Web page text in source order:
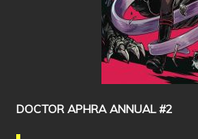
DOCTOR APHRA ANNUAL #2